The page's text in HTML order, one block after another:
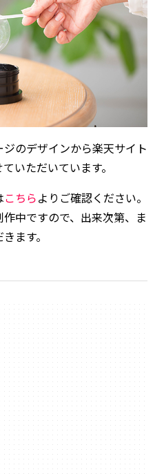
のデザインから楽天サイト
いただいています。
こちらよりご確認ください。
中ですので、出来次第、ま
ます。